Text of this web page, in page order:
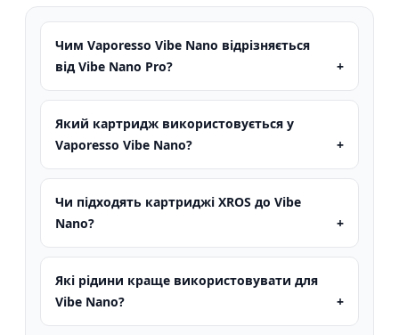
Чим Vaporesso Vibe Nano відрізняється
від Vibe Nano Pro?
Який картридж використовується у
Vaporesso Vibe Nano?
Чи підходять картриджі XROS до Vibe
Nano?
Які рідини краще використовувати для
Vibe Nano?